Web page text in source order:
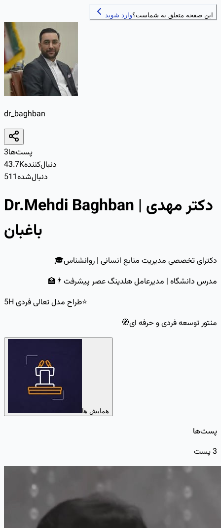
این صفحه متعلق به شماست؟وارد شوید
dr_baghban
3پست‌ها
43.7Kدنبال‌کننده
511دنبال‌شده
Dr.Mehdi Baghban | دکتر مهدی
باغبان
دکترای تخصصی مدیریت منابع انسانی | روانشناس🎓
مدرس دانشگاه | مدیرعامل هلدینگ عصر پیشرفت👨‍🏫
5H طراح مدل تعالی فردی⭐
منتور توسعه فردی و حرفه ای🧭
همایش ها
پست‌ها
3پست